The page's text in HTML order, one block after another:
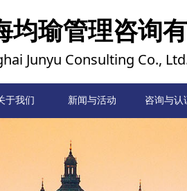
首页
于我们 新闻与活动 咨询与认
均瑜管理咨询
Junyu Consulting Co.,